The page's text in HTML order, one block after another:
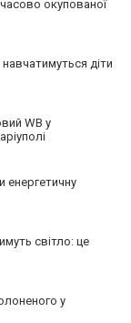
окупованої
діти
WB у
енергетичну
світло: це
у